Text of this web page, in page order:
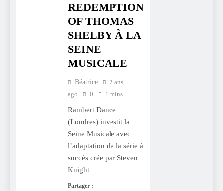
REDEMPTION
OF THOMAS
SHELBY À LA
SEINE
MUSICALE
Béatrice
2 ans
ago
0 1 mins
Rambert Dance
(Londres) investit la
Seine Musicale avec
l’adaptation de la série à
succés crée par Steven
Knight
Partager :